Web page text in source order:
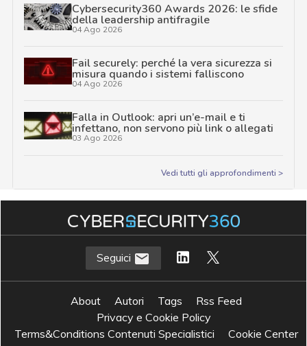
Cybersecurity360 Awards 2026: le sfide
della leadership antifragile
04 Ago 2026
Fail securely: perché la vera sicurezza si
misura quando i sistemi falliscono
04 Ago 2026
Falla in Outlook: apri un’e-mail e ti
infettano, non servono più link o allegati
03 Ago 2026
Vedi tutti gli approfondimenti >
Seguici
About Autori Tags
Rss Feed
Privacy e Cookie Policy
Terms&Conditions Contenuti Specialistici
Cookie Center